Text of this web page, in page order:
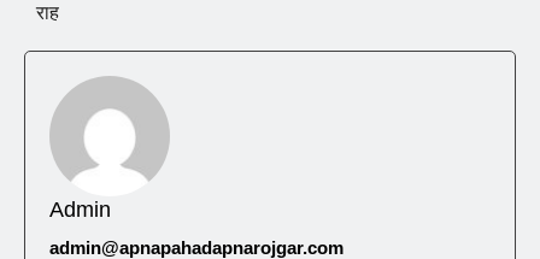
राह
Admin
admin@apnapahadapnarojgar.com